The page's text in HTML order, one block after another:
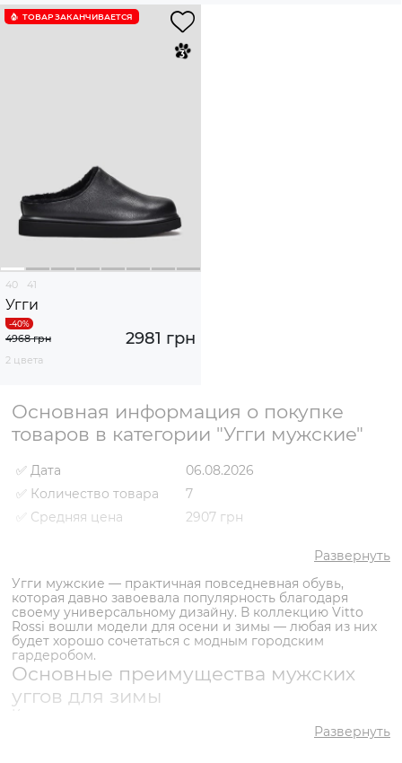
ТОВАР ЗАКАНЧИВАЕТСЯ
40 41
Угги
2981 грн
4968 грн
2 цвета
Основная информация о покупке
товаров в категории "Угги мужские"
✅ Дата
06.08.2026
✅ Количество товара
7
✅ Средняя цена
2907 грн
✅ Самый дорогой
товар
3719 грн
✅ Самый популярный
товар
Угги VS000091395 Серый
- 2741 грн
Развернуть
Угги мужские — практичная повседневная обувь,
которая давно завоевала популярность благодаря
своему универсальному дизайну. В коллекцию Vitto
Rossi вошли модели для осени и зимы — любая из них
будет хорошо сочетаться с модным городским
гардеробом.
Основные преимущества мужских
уггов для зимы
Купить мужские угги предпочитают те, кто ни при каких
условиях не готов жертвовать комфортом. Плотная
подкладка из меха сохраняет тепло даже при сильных
Развернуть